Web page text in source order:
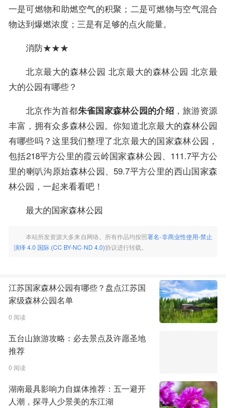
一是可燃物和助燃空气的积聚；二是可燃物与空气混合
物达到爆燃浓度；三是有足够的点火能量。
消防★★★
北京最大的森林公园 北京最大的森林公园 北京最
大的公园有哪些？
北京作为首都朱雀国家森林公园的介绍，旅游资源
丰富，拥有众多森林公园。你知道北京最大的森林公园
有哪些吗？这里我们整理了北京最大的国家森林公园，
包括218平方公里的霞云岭国家森林公园、111.7平方公
里的喇叭沟原始森林公园、59.7平方公里的西山国家森
林公园，一起来看看吧！
最大的国家森林公园
本站所发资源大多来自网络。所有作品均按照署名-非商业性使用-禁止
演绎 4.0 国际 (CC BY-NC-ND 4.0)协议进行转载。
江苏国家森林公园有哪些？盘点江苏国
家级森林公园名单
0 阅读
五台山旅游攻略：必去景点及许愿圣地
推荐
0 阅读
湖南最具影响力自媒体推荐：五一避开
人潮，探寻人少景美的东江湖